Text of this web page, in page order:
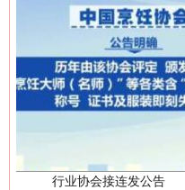
中国
中国
红船起航处 潮
会接连发公告